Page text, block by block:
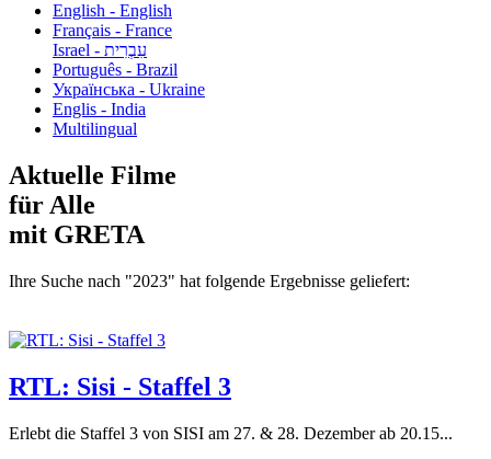
English - English
Français - France
עִבְרִית - Israel
Português - Brazil
Українська - Ukraine
Englis - India
Multilingual
Aktuelle Filme
für Alle
mit GRETA
Ihre Suche nach "2023" hat folgende Ergebnisse geliefert:
RTL: Sisi - Staffel 3
Erlebt die Staffel 3 von SISI am 27. & 28. Dezember ab 20.15...